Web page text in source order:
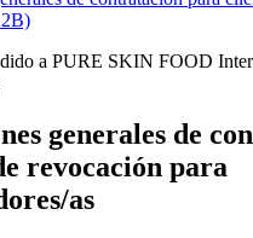
a PURE SKIN FOOD
generales de
revocación para
as